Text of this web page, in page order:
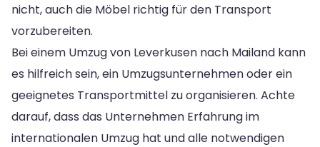
nicht, auch die Möbel richtig für den Transport
vorzubereiten.
Bei einem Umzug von Leverkusen nach Mailand kann
es hilfreich sein, ein Umzugsunternehmen oder ein
geeignetes Transportmittel zu organisieren. Achte
darauf, dass das Unternehmen Erfahrung im
internationalen Umzug hat und alle notwendigen